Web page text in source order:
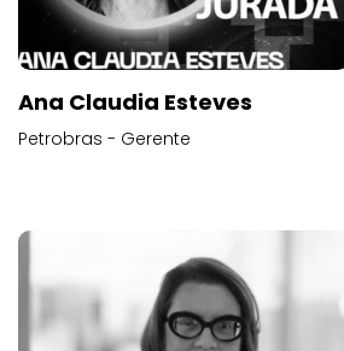
Ana Claudia Esteves
Petrobras - Gerente